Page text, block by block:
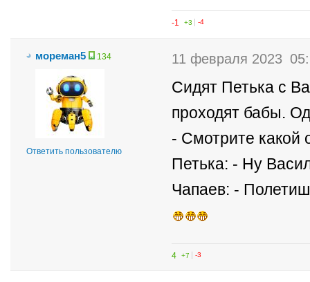
-1 +3 -4
мореман5 134
Ответить пользователю
11 февраля 2023
Сидят Петька с
проходят бабы.
- Смотрите какой
Петька: - Ну
Чапаев: -
4 +7 -3